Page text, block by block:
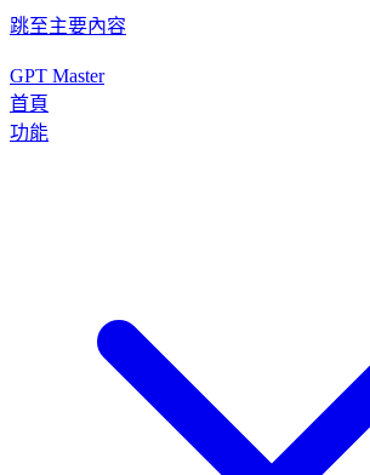
跳至主要內容
GPT Master
首頁
功能